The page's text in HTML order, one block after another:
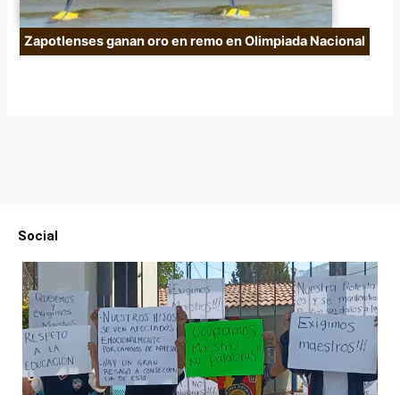
Zapotlenses ganan oro en remo en Olimpiada Nacional
Social